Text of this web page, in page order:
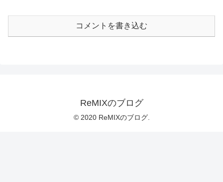
コメントを書き込む
ReMIXのブログ
© 2020 ReMIXのブログ.